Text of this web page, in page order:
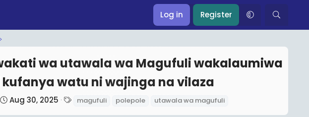
Log in Register
wa utawala wa Magufuli wakalaumiwa
watu ni wajinga na vilaza
S
Aug 30, 2025 magufuli polepole utawala wa magufuli